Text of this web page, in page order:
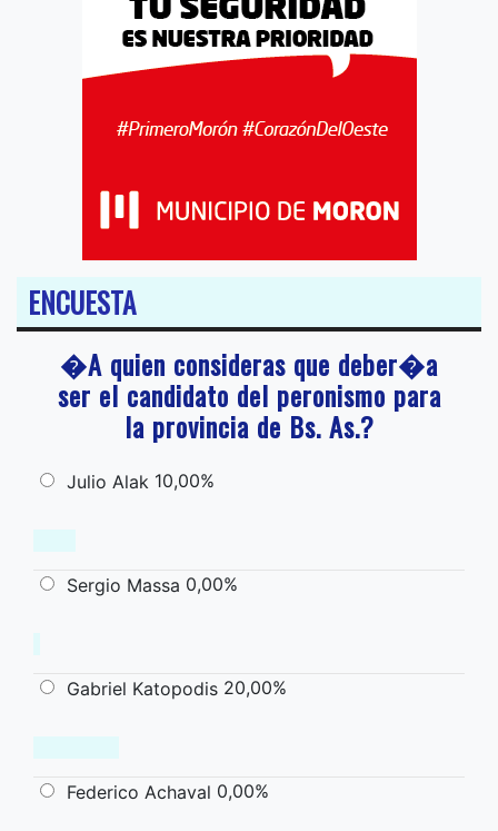
ENCUESTA
�A quien consideras que deber�a
ser el candidato del peronismo para
la provincia de Bs. As.?
Julio Alak 10,00%
Sergio Massa 0,00%
Gabriel Katopodis 20,00%
Federico Achaval 0,00%